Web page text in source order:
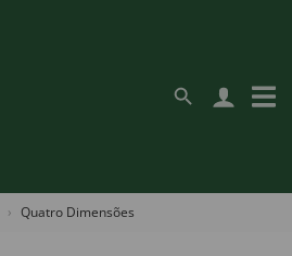
Quatro Dimensões